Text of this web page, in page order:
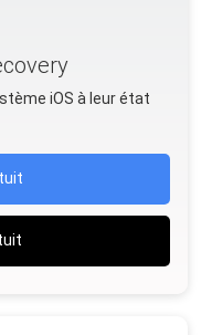
iOS à leur état